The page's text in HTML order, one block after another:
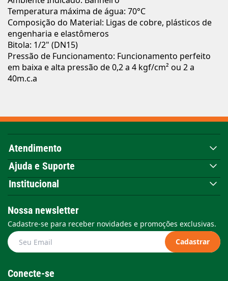
Temperatura máxima de água: 70°C
Composição do Material: Ligas de cobre, plásticos de
engenharia e elastômeros
Bitola: 1/2" (DN15)
Pressão de Funcionamento: Funcionamento perfeito
em baixa e alta pressão de 0,2 a 4 kgf/cm² ou 2 a
40m.c.a
Atendimento
Ajuda e Suporte
Institucional
Nossa newsletter
Cadastre-se para receber novidades e promoções exclusivas.
Cadastrar
Conecte-se